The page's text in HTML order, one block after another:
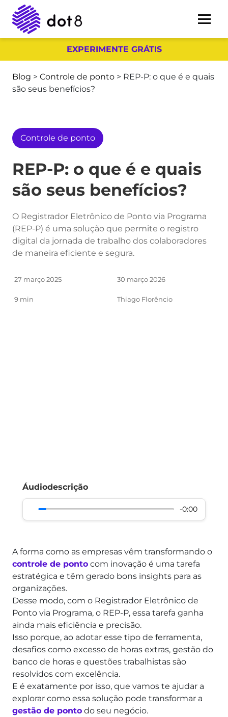
EXPERIMENTE GRÁTIS
Blog > Controle de ponto > REP-P: o que é e quais
são seus benefícios?
Controle de ponto
REP-P: o que é e quais
são seus benefícios?
O Registrador Eletrônico de Ponto via Programa
(REP-P) é uma solução que permite o registro
digital da jornada de trabalho dos colaboradores
de maneira eficiente e segura.
27 março 2025 30 março 2026
9 min Thiago Florêncio
Áudiodescrição
-0:00
A forma como as empresas vêm transformando o
controle de ponto com inovação é uma tarefa
estratégica e têm gerado bons insights para as
organizações.
Desse modo, com o Registrador Eletrônico de
Ponto via Programa, o REP-P, essa tarefa ganha
ainda mais eficiência e precisão.
Isso porque, ao adotar esse tipo de ferramenta,
desafios como excesso de horas extras, gestão do
banco de horas e questões trabalhistas são
resolvidos com excelência.
E é exatamente por isso, que vamos te ajudar a
explorar como essa solução pode transformar a
gestão de ponto do seu negócio.